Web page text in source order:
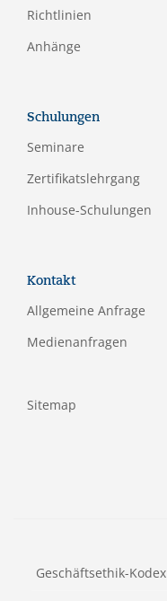
Richtlinien
Anhänge
Schulungen
Seminare
Zertifikatslehrgang
Inhouse-Schulungen
Kontakt
Allgemeine Anfrage
Medienanfragen
Sitemap
Geschäftsethik-Kodex